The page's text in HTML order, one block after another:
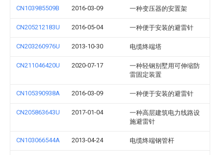
CN103985509B 2016-03-09 一种变压器的安置架
CN205212183U 2016-05-04 一种便于安装的避雷针
CN203260976U 2013-10-30 电缆终端塔
CN211046420U 2020-07-17
一种轻钢别墅用可伸缩防
雷固定装置
CN105390938A 2016-03-09 一种便于安装的避雷针
CN205863643U 2017-01-04
一种高层建筑电力线路设
施避雷针
CN103066544A 2013-04-24 电缆终端钢管杆